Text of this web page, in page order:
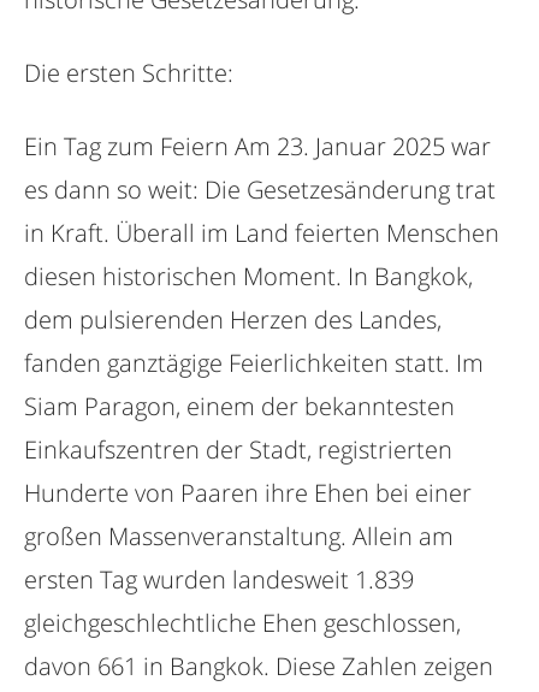
Die ersten Schritte:
Ein Tag zum Feiern Am 23. Januar 2025 war
es dann so weit: Die Gesetzesänderung trat
in Kraft. Überall im Land feierten Menschen
diesen historischen Moment. In Bangkok,
dem pulsierenden Herzen des Landes,
fanden ganztägige Feierlichkeiten statt. Im
Siam Paragon, einem der bekanntesten
Einkaufszentren der Stadt, registrierten
Hunderte von Paaren ihre Ehen bei einer
großen Massenveranstaltung. Allein am
ersten Tag wurden landesweit 1.839
gleichgeschlechtliche Ehen geschlossen,
davon 661 in Bangkok. Diese Zahlen zeigen